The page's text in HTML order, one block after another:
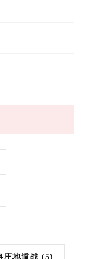
庄地道战 (5)